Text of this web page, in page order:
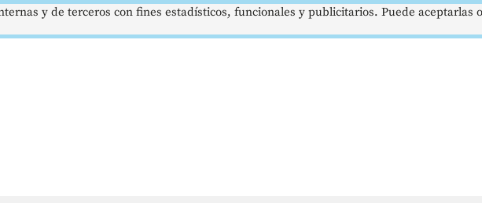
y de terceros con fines estadísticos, funcionales y publicitarios. Puede aceptarlas